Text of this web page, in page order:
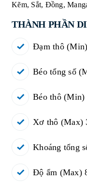
Kẽm, Sắt, Đồng,
THÀNH PHẦN
Đạm thô
Béo tổng số
Béo thô (Min)
Xơ thô (Max)
Khoáng tổng
Độ ẩm (Max)